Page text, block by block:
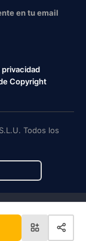
en tu email
privacidad
Copyright
Todos los